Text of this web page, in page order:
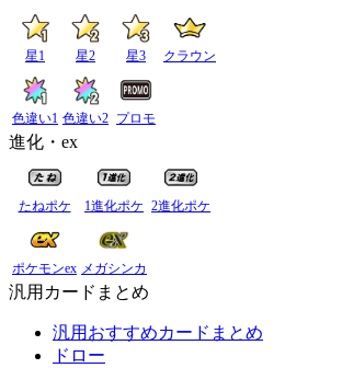
星1 星2 星3 クラウン
色違い1 色違い2 プロモ
進化・ex
たねポケ 1進化ポケ 2進化ポケ
ポケモンex メガシンカ
汎用カードまとめ
汎用おすすめカードまとめ
ドロー